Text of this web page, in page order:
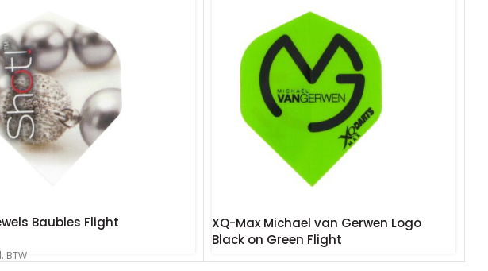
Baubles Flight
BTW
XQ-Max Michael van Gerwen Logo
Black on Green Flight